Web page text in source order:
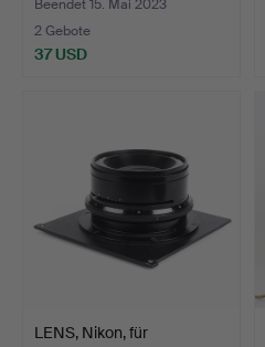
Beendet 15. Mai 2023
2 Gebote
37 USD
LENS, Nikon, für